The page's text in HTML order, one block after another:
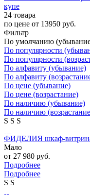
купе
24 товара
по цене от 13950 руб.
Фильтр
По умолчанию
По популярности
По популярности
По алфавиту (убывание)
По алфавиту
По цене (убывание)
По цене (возрастание)
По наличию (убывание)
По наличию
S S S
ФИДЕЛИЯ шкаф-
Мало
от 27 980 руб.
Подробнее
Подробнее
S S